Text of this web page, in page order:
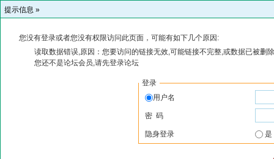
提示信息 »
您没有登录或者您没有权限访问此页面，可能有如下几个原因:
读取数据错误,原因：您要访问的链接无效,可能链接不完整,或数据已被删
您还不是论坛会员,请先登录论坛
登录
用户名
密 码
隐身登录